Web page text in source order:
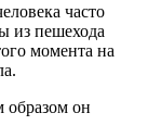
часто
из пешехода
момента на
образом он